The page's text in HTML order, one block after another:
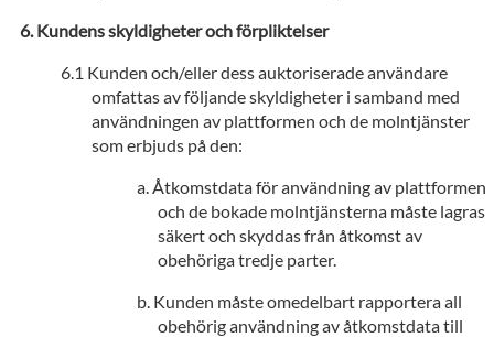
Kundens skyldigheter och förpliktelser
Kunden och/eller dess auktoriserade användare
omfattas av följande skyldigheter i samband med
användningen av plattformen och de molntjänster
som erbjuds på den:
Åtkomstdata för användning av plattformen
och de bokade molntjänsterna måste lagras
säkert och skyddas från åtkomst av
obehöriga tredje parter.
Kunden måste omedelbart rapportera all
obehörig användning av åtkomstdata till